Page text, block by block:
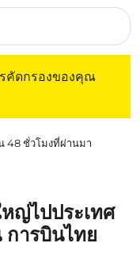
คัดกรองของคุณ
48 ชั่วโมงที่ผ่านมา
ญ่ไปประเทศ
การบินไทย